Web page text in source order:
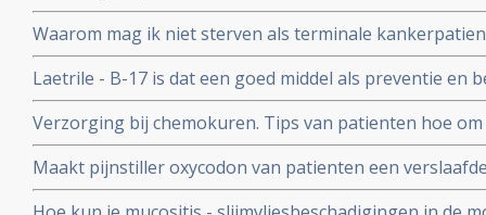
Arts-bioloog Engelbert Valstar analyseert aan de hand
Yeast Rice aanbevelen
Waarom mag ik niet sterven als terminale
Laetrile - B-17 is dat een goed middel als preventie en
Verzorging bij chemokuren. Tips van patienten hoe
chemokuur om deze beter te verdragen
Maakt pijnstiller oxycodon van patienten een
nicotine? In Amerika stierven al honderduizenden